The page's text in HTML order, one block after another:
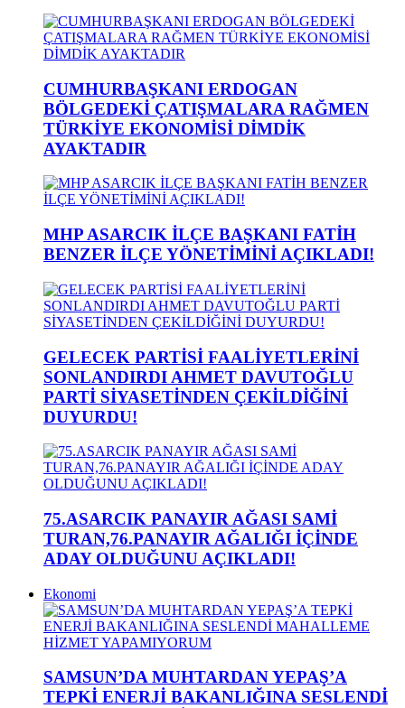
CUMHURBAŞKANI ERDOGAN
BÖLGEDEKİ ÇATIŞMALARA RAĞMEN
TÜRKİYE EKONOMİSİ DİMDİK
AYAKTADIR
MHP ASARCIK İLÇE BAŞKANI FATİH
BENZER İLÇE YÖNETİMİNİ AÇIKLADI!
GELECEK PARTİSİ FAALİYETLERİNİ
SONLANDIRDI AHMET DAVUTOĞLU
PARTİ SİYASETİNDEN ÇEKİLDİĞİNİ
DUYURDU!
75.ASARCIK PANAYIR AĞASI SAMİ
TURAN,76.PANAYIR AĞALIĞI İÇİNDE
ADAY OLDUĞUNU AÇIKLADI!
Ekonomi
SAMSUN’DA MUHTARDAN YEPAŞ’A
TEPKİ ENERJİ BAKANLIĞINA SESLENDİ